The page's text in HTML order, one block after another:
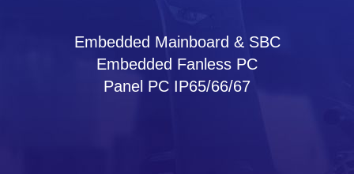
お問い合わせ
Embedded Mainboard & SBC
Embedded Fanless PC
Panel PC IP65/66/67